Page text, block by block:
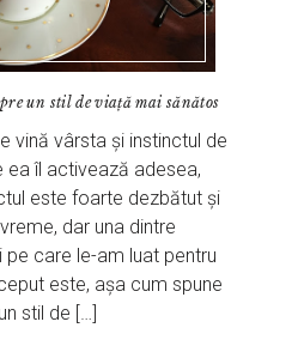
un stil de viață mai sănătos
vină vârsta și instinctul de
îl activează adesea,
este foarte dezbătut și
dar una dintre
pe care le-am luat pentru
este, așa cum spune
stil de […]